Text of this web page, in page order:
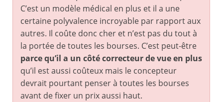
C’est un modèle médical en plus et il a une
certaine polyvalence incroyable par rapport aux
autres. Il coûte donc cher et n’est pas du tout à
la portée de toutes les bourses. C’est peut-être
parce qu’il a un côté correcteur de vueen plus
qu’il est aussi coûteux mais le concepteur
devrait pourtant penser à toutes les bourses
avant de fixer un prix aussi haut.